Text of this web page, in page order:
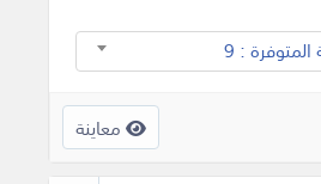
: 9
معاينة